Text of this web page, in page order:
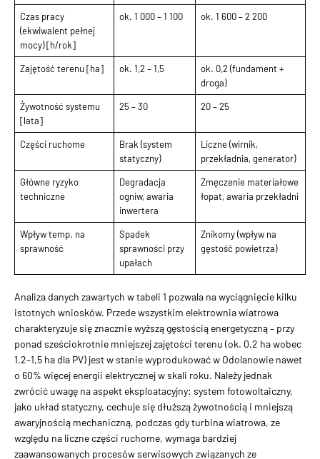
Czas pracy
(ekwiwalent pełnej
mocy) [h/rok]
ok. 1 000 – 1 100 ok. 1 600 – 2 200
Zajętość terenu [ha] ok. 1,2 – 1,5
ok. 0,2 (fundament +
droga)
Żywotność systemu
[lata]
25 – 30 20 – 25
Części ruchome
Brak (system
statyczny)
Liczne (wirnik,
przekładnia, generator)
Główne ryzyko
techniczne
Degradacja
ogniw, awaria
inwertera
Zmęczenie materiałowe
łopat, awaria przekładni
Wpływ temp. na
sprawność
Spadek
sprawności przy
upałach
Znikomy (wpływ na
gęstość powietrza)
Analiza danych zawartych w tabeli 1 pozwala na wyciągnięcie kilku
istotnych wniosków. Przede wszystkim elektrownia wiatrowa
charakteryzuje się znacznie wyższą gęstością energetyczną – przy
ponad sześciokrotnie mniejszej zajętości terenu (ok. 0,2 ha wobec
1,2–1,5 ha dla PV) jest w stanie wyprodukować w Odolanowie nawet
o 60% więcej energii elektrycznej w skali roku. Należy jednak
zwrócić uwagę na aspekt eksploatacyjny: system fotowoltaiczny,
jako układ statyczny, cechuje się dłuższą żywotnością i mniejszą
awaryjnością mechaniczną, podczas gdy turbina wiatrowa, ze
względu na liczne części ruchome, wymaga bardziej
zaawansowanych procesów serwisowych związanych ze